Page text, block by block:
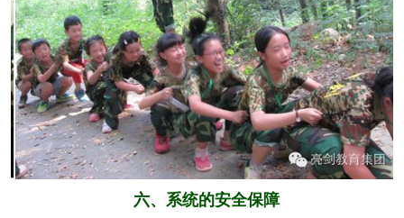
五、规范的军训基地